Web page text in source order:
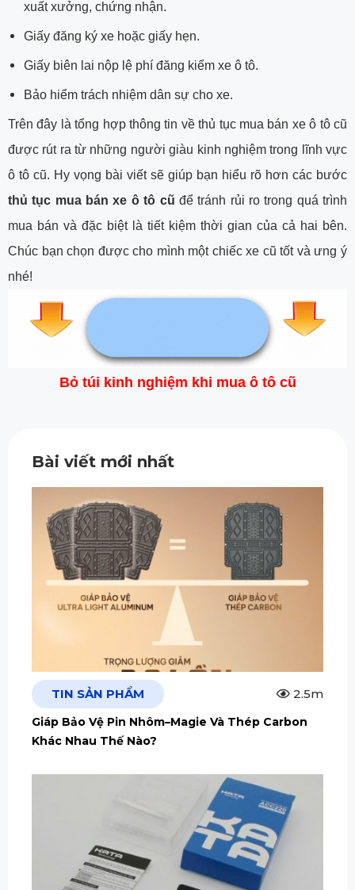
xuất xưởng, chứng nhận.
Giấy đăng ký xe hoặc giấy hẹn.
Giấy biên lai nộp lệ phí đăng kiểm xe ô tô.
Bảo hiểm trách nhiệm dân sự cho xe.
Trên đây là tổng hợp thông tin về thủ tục mua bán xe ô tô cũ
được rút ra từ những người giàu kinh nghiệm trong lĩnh vực
ô tô cũ. Hy vọng bài viết sẽ giúp bạn hiểu rõ hơn các bước
thủ tục mua bán xe ô tô cũ để tránh rủi ro trong quá trình
mua bán và đặc biệt là tiết kiệm thời gian của cả hai bên.
Chúc bạn chọn được cho mình một chiếc xe cũ tốt và ưng ý
nhé!
Bỏ túi kinh nghiệm khi mua ô tô cũ
Bài viết mới nhất
TIN SẢN PHẨM 2.5m
Giáp Bảo Vệ Pin Nhôm–Magie Và Thép Carbon
Khác Nhau Thế Nào?